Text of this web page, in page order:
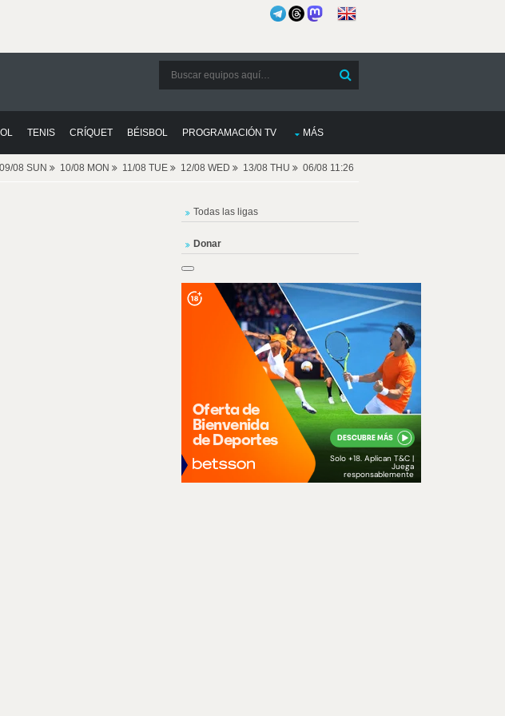
TENIS CRÍQUET BÉISBOL PROGRAMACIÓN TV MÁS
09/08 SUN 10/08 MON 11/08 TUE 12/08 WED 13/08 THU 06/08 11:26
Todas las ligas
Donar